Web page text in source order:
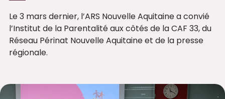
Le 3 mars dernier, l’ARS Nouvelle Aquitaine a convié
l’Institut de la Parentalité aux côtés de la CAF 33, du
Réseau Périnat Nouvelle Aquitaine et de la presse
régionale.